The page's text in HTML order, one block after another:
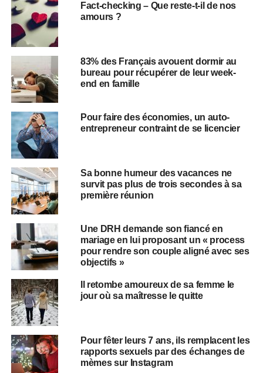
Fact-checking – Que reste-t-il de nos
amours ?
83% des Français avouent dormir au
bureau pour récupérer de leur week-
end en famille
Pour faire des économies, un auto-
entrepreneur contraint de se licencier
Sa bonne humeur des vacances ne
survit pas plus de trois secondes à sa
première réunion
Une DRH demande son fiancé en
mariage en lui proposant un « process
pour rendre son couple aligné avec ses
objectifs »
Il retombe amoureux de sa femme le
jour où sa maîtresse le quitte
Pour fêter leurs 7 ans, ils remplacent les
rapports sexuels par des échanges de
mèmes sur Instagram